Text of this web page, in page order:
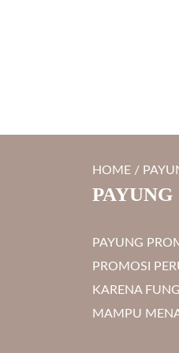
HOME /
PAYUNG
PAYUNG
PROMOSI
KARENA
MAMPU